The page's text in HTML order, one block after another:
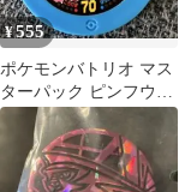
¥555
ポケモンバトリオ マス
ターパック ピンフウ
ポケモン マスターボー